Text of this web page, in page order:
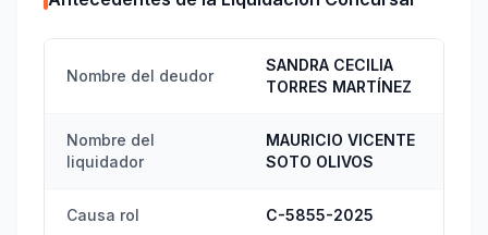
Nombre del deudor
SANDRA CECILIA
TORRES MARTÍNEZ
Nombre del
liquidador
MAURICIO VICENTE
SOTO OLIVOS
Causa rol C-5855-2025